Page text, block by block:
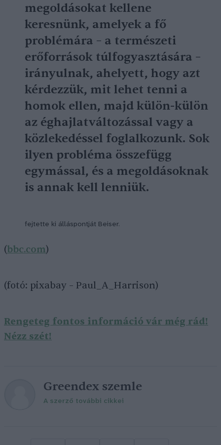
megoldásokat kellene
keresnünk, amelyek a fő
problémára – a természeti
erőforrások túlfogyasztására –
irányulnak, ahelyett, hogy azt
kérdezzük, mit lehet tenni a
homok ellen, majd külön-külön
az éghajlatváltozással vagy a
közlekedéssel foglalkozunk. Sok
ilyen probléma összefügg
egymással, és a megoldásoknak
is annak kell lenniük.
fejtette ki álláspontját Beiser.
(bbc.com)
(fotó: pixabay – Paul_A_Harrison)
Rengeteg fontos információ vár még rád!
Nézz szét!
Greendex szemle
A szerző további cikkei